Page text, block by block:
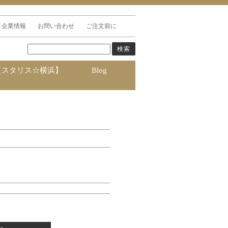
企業情報 お問い合わせ ご注文前に
タリス☆横浜】 Blog